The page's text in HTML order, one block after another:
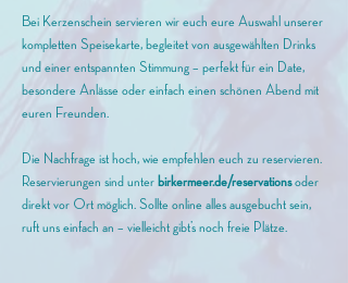
Bei Kerzenschein servieren wir euch eure Auswahl unserer
kompletten Speisekarte, begleitet von ausgewählten Drinks
und einer entspannten Stimmung – perfekt für ein Date,
besondere Anlässe oder einfach einen schönen Abend mit
euren Freunden.
Die Nachfrage ist hoch, wie empfehlen euch zu reservieren.
Reservierungen sind unter birkermeer.de/reservations oder
direkt vor Ort möglich. Sollte online alles ausgebucht sein,
ruft uns einfach an – vielleicht gibt’s noch freie Plätze.